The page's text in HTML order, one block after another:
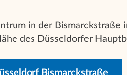
in der Bismarckstraße
des Düsseldorfer
Bismarckstraße